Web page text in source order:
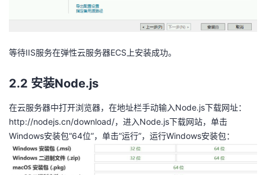
等待IIS服务在弹性云服务器ECS上安装成功。
2.2 安装Node.js
在云服务器中打开浏览器，在地址栏手动输入Node.js下载网址：
http://nodejs.cn/download/，进入Node.js下载网站，单击
Windows安装包“64位”，单击“运行”，运行Windows安装包：